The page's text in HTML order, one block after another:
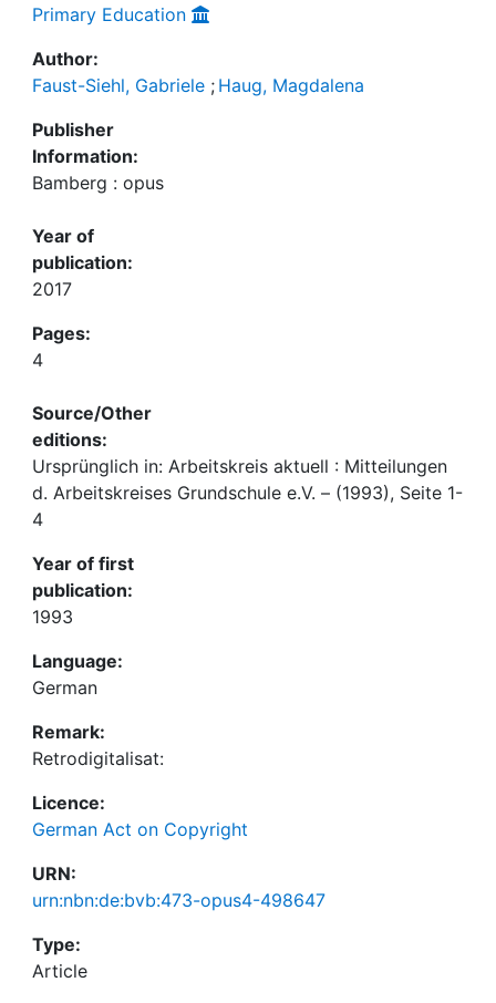
Primary Education
Author:
Faust-Siehl, Gabriele ; Haug, Magdalena
Publisher
Information:
Bamberg : opus
Year of
publication:
2017
Pages:
4
Source/Other
editions:
Ursprünglich in: Arbeitskreis aktuell : Mitteilungen
d. Arbeitskreises Grundschule e.V. – (1993), Seite 1-
4
Year of first
publication:
1993
Language:
German
Remark:
Retrodigitalisat:
Licence:
German Act on Copyright
URN:
urn:nbn:de:bvb:473-opus4-498647
Type:
Article